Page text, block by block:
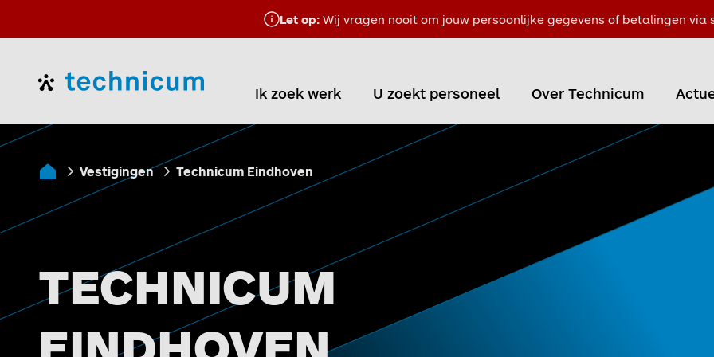
Let op:Wij vragen nooit om jouw persoonlijke gegevens of betalingen via
Home Ik zoek werk U zoekt personeel Over Technicum
Vestigingen Technicum Eindhoven
TECHNICUM